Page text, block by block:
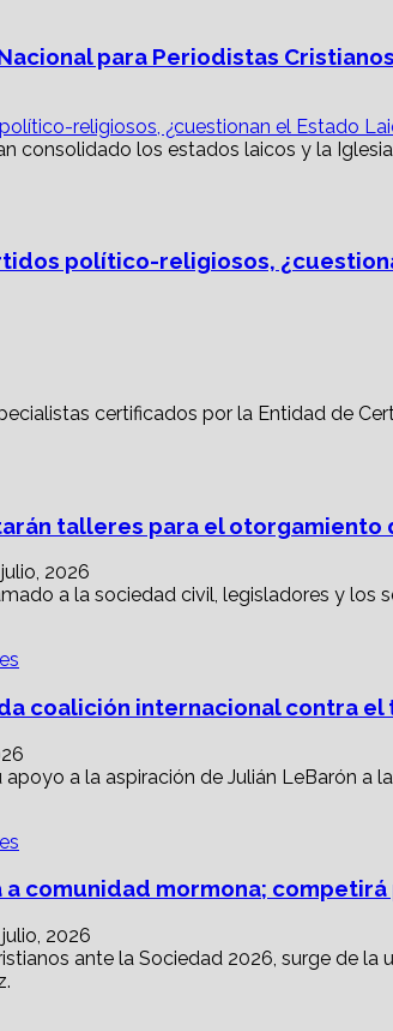
para Periodistas
religiosos, ¿cuestionan el Estado
político-religiosos,
talleres para el otorgamiento
2026
coalición internacional contra
a comunidad mormona;
2026